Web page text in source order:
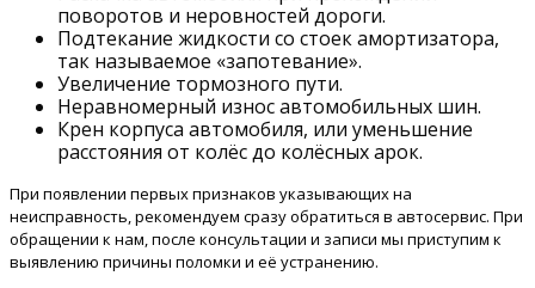
поворотов и неровностей дороги.
Подтекание жидкости со стоек амортизатора,
так называемое «запотевание».
Увеличение тормозного пути.
Неравномерный износ автомобильных шин.
Крен корпуса автомобиля, или уменьшение
расстояния от колёс до колёсных арок.
При появлении первых признаков указывающих на
неисправность, рекомендуем сразу обратиться в автосервис. При
обращении к нам, после консультации и записи мы приступим к
выявлению причины поломки и её устранению.